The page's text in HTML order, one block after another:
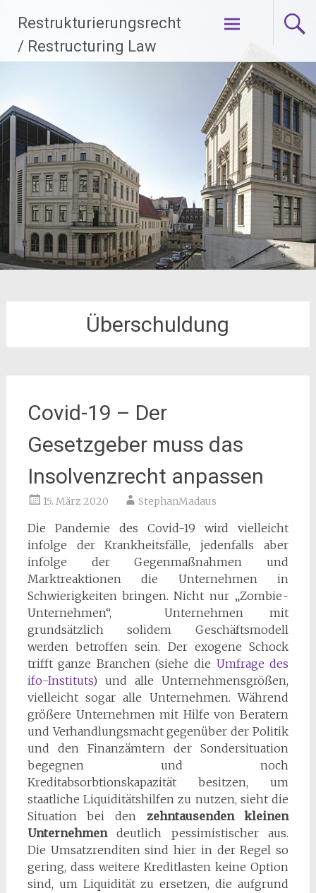
Inhalt
springen
Restrukturierungsrecht
/ Restructuring Law
Überschuldung
Covid-19 – Der
Gesetzgeber muss das
Insolvenzrecht anpassen
15. März 2020 StephanMadaus
Die Pandemie des Covid-19 wird vielleicht
infolge der Krankheitsfälle, jedenfalls aber
infolge der Gegenmaßnahmen und
Marktreaktionen die Unternehmen in
Schwierigkeiten bringen. Nicht nur „Zombie-
Unternehmen“, Unternehmen mit
grundsätzlich solidem Geschäftsmodell
werden betroffen sein. Der exogene Schock
trifft ganze Branchen (siehe die Umfrage des
ifo-Instituts) und alle Unternehmensgrößen,
vielleicht sogar alle Unternehmen. Während
größere Unternehmen mit Hilfe von Beratern
und Verhandlungsmacht gegenüber der Politik
und den Finanzämtern der Sondersituation
begegnen und noch
Kreditabsorbtionskapazität besitzen, um
staatliche Liquiditätshilfen zu nutzen, sieht die
Situation bei den zehntausenden kleinen
Unternehmendeutlich pessimistischer aus.
Die Umsatzrenditen sind hier in der Regel so
gering, dass weitere Kreditlasten keine Option
sind, um Liquidität zu ersetzen, die aufgrund